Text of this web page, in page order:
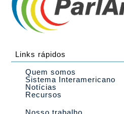
Links rápidos
Quem somos
Sistema Interamericano
Notícias
Recursos
Nosso trabalho